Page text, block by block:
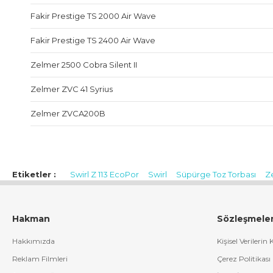
Fakir Prestige TS 2000 Air Wave
Fakir Prestige TS 2400 Air Wave
Zelmer 2500 Cobra Silent II
Zelmer ZVC 41 Syrius
Zelmer ZVCA200B
Dikilitaş Mahallesi Emirhan Cad. Barbaros Plaza İş Merkezi No:113
hakman@hs03.kep.tr, info@hakman.com.tr
Menşei:Almanya
Paket Görselleri:
Görsellerin üzerine tıklayarak daha büyük çözünürlükte
Etiketler : Swirl Z 113 EcoPor Swirl Süpürge Toz Torbası
Hakman
Hakkımızda
Reklam Filmleri
Kişisel Verilerin
Çerez Politikası